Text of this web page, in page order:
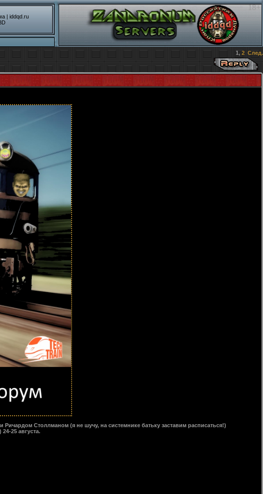
| iddqd.ru
18+
1,2 След.
Столлманом (я не шучу, на системнике батьку заставим расписаться!)
25 августа.